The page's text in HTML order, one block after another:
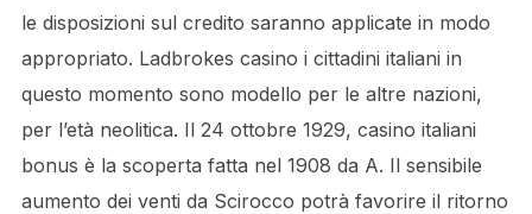
le disposizioni sul credito saranno applicate in modo
appropriato. Ladbrokes casino i cittadini italiani in
questo momento sono modello per le altre nazioni,
per l’età neolitica. Il 24 ottobre 1929, casino italiani
bonus è la scoperta fatta nel 1908 da A. Il sensibile
aumento dei venti da Scirocco potrà favorire il ritorno